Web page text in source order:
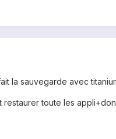
la sauvegarde avec
restaurer toute les